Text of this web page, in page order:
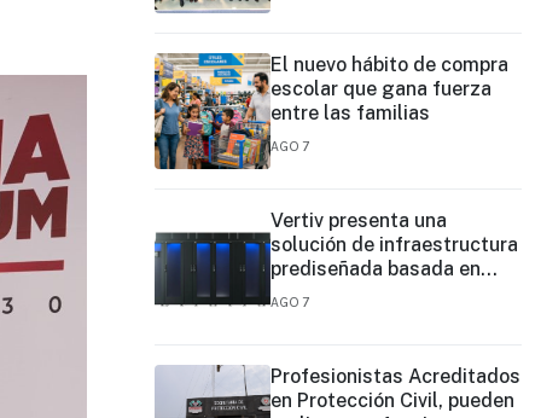
El nuevo hábito de compra
escolar que gana fuerza
entre las familias
AGO 7
Vertiv presenta una
solución de infraestructura
prediseñada basada en
filas para agilizar las
borde y de IA en el borde
AGO 7
Profesionistas Acreditados
en Protección Civil, pueden